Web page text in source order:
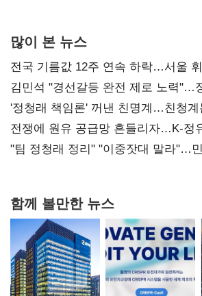
많이 본 뉴스
전국 기름값 12주 연속 하락…서울
김민석 "경선갈등 완전 제로 노력"…
사과부터"
'정청래 책임론' 꺼낸 친명계…친청계
때리기
전쟁에 원유 공급망 흔들리자…K-정
핵심으로 재부상
"팀 정청래 정리" "이중잣대 말라"…
함께 볼만한 뉴스